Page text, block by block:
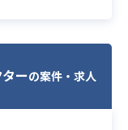
マートフォン
自発的にチー
ーの案件・求人